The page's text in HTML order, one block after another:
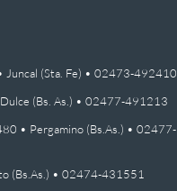
Juncal (Sta. Fe) • 02473-492410
(Bs. As.) • 02477-491213
• Pergamino (Bs.As.) • 02477-
(Bs.As.) • 02474-431551